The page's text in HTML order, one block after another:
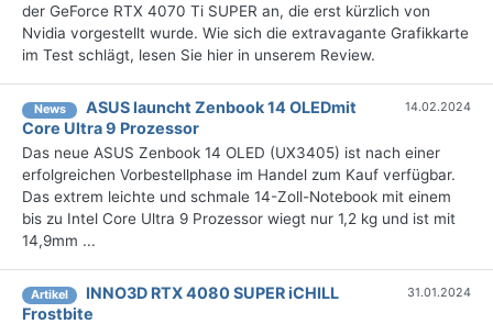
der GeForce RTX 4070 Ti SUPER an, die erst kürzlich von
Nvidia vorgestellt wurde. Wie sich die extravagante Grafikkarte
im Test schlägt, lesen Sie hier in unserem Review.
News
ASUS launcht Zenbook 14 OLEDmit
Core Ultra 9 Prozessor
14.02.2024
Das neue ASUS Zenbook 14 OLED (UX3405) ist nach einer
erfolgreichen Vorbestellphase im Handel zum Kauf verfügbar.
Das extrem leichte und schmale 14-Zoll-Notebook mit einem
bis zu Intel Core Ultra 9 Prozessor wiegt nur 1,2 kg und ist mit
14,9mm ...
Artikel
INNO3D RTX 4080 SUPER iCHILL
Frostbite
31.01.2024